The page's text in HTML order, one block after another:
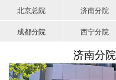
新闻动态
就医服务
光彩公益 济南分院
成都分院 西宁分院
北京总院 济南分院